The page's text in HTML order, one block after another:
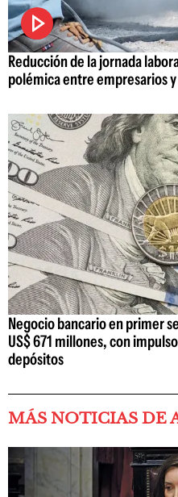
Reducción de la jornada
polémica entre empresarios
Negocio bancario en primer
US$ 671 millones, con
depósitos
MÁS NOTICIAS DE